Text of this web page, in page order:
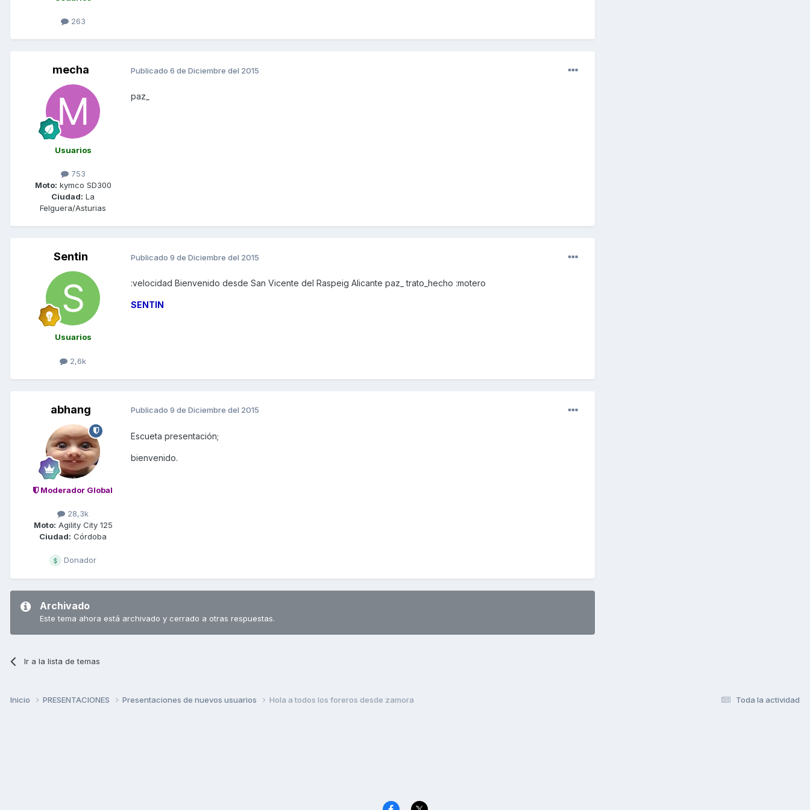
263
mecha
Usuarios
753
Moto: kymco SD300
Ciudad: La
Felguera/Asturias
Publicado 6 de Diciembre del 2015
paz_
Sentin
Usuarios
2,6k
Publicado 9 de Diciembre del 2015
:velocidad Bienvenido desde San Vicente del Raspeig Alicante paz_ trato_hecho :motero
SENTIN
abhang
Moderador Global
28,3k
Moto: Agility City 125
Ciudad: Córdoba
Donador
Publicado 9 de Diciembre del 2015
Escueta presentación;
bienvenido.
Archivado
Este tema ahora está archivado y cerrado a otras respuestas.
Ir a la lista de temas
Toda la actividad
Inicio PRESENTACIONES Presentaciones de nuevos usuarios Hola a todos los foreros desde zamora